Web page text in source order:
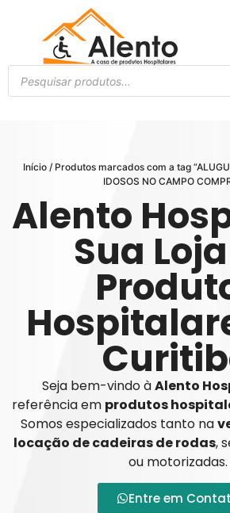
Início/ Produtos marcados com a tag
IDOSOS NO CAMPO
Alento
Sua
Seja bem-vindo àAlento
referência em produtos
Somos especializados tanto na
locação de cadeiras de rodas,
ou motorizadas.
Entre em